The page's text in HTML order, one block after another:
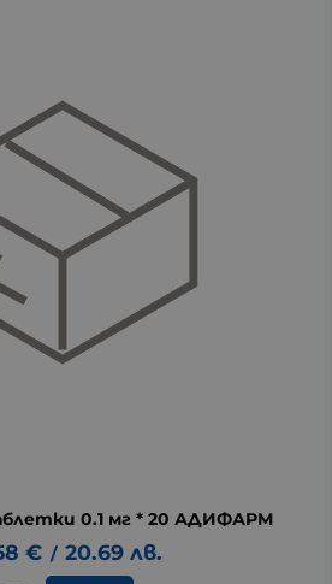
0.1 мг * 20 АДИФАРМ
€ / 20.69 лв.